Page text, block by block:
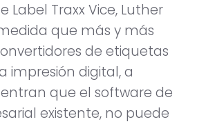
Label Traxx Vice, Luther
que más y más
de etiquetas
impresión digital, a
que el software de
existente, no puede